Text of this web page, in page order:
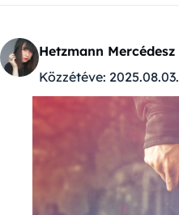
Hetzmann Mercédesz
Közzétéve: 2025.08.03.